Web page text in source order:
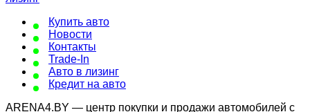
Купить авто
Новости
Контакты
Trade-In
Авто в лизинг
Кредит на авто
ARENA4.BY — центр покупки и продажи автомобилей с